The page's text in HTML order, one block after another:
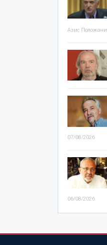
Азис Положани
07/08/2026
06/08/2026